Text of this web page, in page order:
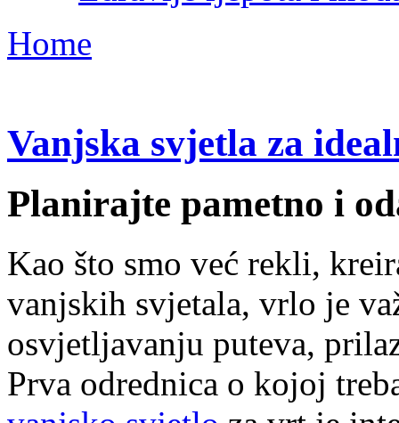
Home
Vanjska svjetla za
Planirajte pametno i
Kao što smo već rekli,
vanjskih svjetala, vrlo je
osvjetljavanju puteva,
Prva odrednica o kojoj